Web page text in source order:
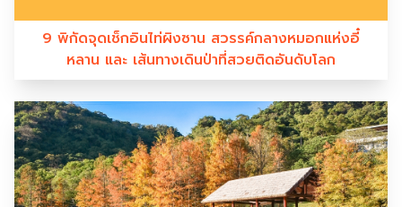
9 พิกัดจุดเช็กอินไท่ผิงซาน สวรรค์กลางหมอกแห่งอี๋
หลาน และ เส้นทางเดินป่าที่สวยติดอันดับโลก